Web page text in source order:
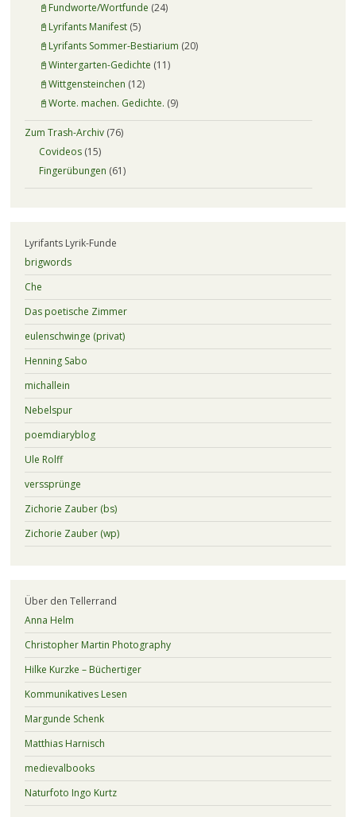
📓Fundworte/Wortfunde (24)
📓Lyrifants Manifest(5)
📓Lyrifants Sommer-Bestiarium (20)
📓Wintergarten-Gedichte (11)
📓Wittgensteinchen (12)
📓Worte. machen. Gedichte. (9)
Zum Trash-Archiv(76)
Covideos(15)
Fingerübungen (61)
Lyrifants Lyrik-Funde
brigwords
Che
Das poetische Zimmer
eulenschwinge (privat)
Henning Sabo
michallein
Nebelspur
poemdiaryblog
Ule Rolff
verssprünge
Zichorie Zauber (bs)
Zichorie Zauber (wp)
Über den Tellerrand
Anna Helm
Christopher Martin Photography
Hilke Kurzke – Büchertiger
Kommunikatives Lesen
Margunde Schenk
Matthias Harnisch
medievalbooks
Naturfoto Ingo Kurtz